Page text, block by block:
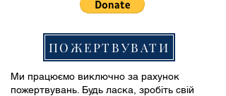
ПОЖЕРТВУВАТИ
Ми працюємо виключно за рахунок
пожертвувань. Будь ласка, зробіть свій